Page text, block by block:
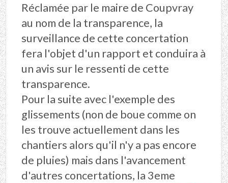
Réclamée par le maire de Coupvray
au nom de la transparence, la
surveillance de cette concertation
fera l'objet d'un rapport et conduira à
un avis sur le ressenti de cette
transparence.
Pour la suite avec l'exemple des
glissements (non de boue comme on
les trouve actuellement dans les
chantiers alors qu'il n'y a pas encore
de pluies) mais dans l'avancement
d'autres concertations, la 3eme